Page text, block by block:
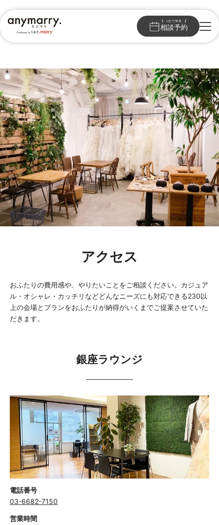
1分で簡単
相談予約
会費婚
挙式＋披露宴
家族結婚式
PRICE
見積もり・パーティー実例
REPORT
ウェディングレポート
よくある質問 アクセス
1分で簡単
相談予約
LINEで気軽に相談
アクセス
おふたりの費用感や、やりたいことをご相談ください。カジュア
ル・オシャレ・カッチリなどどんなニーズにも対応できる230以
上の会場とプランをおふたりが納得がいくまでご提案させていた
だきます。
銀座ラウンジ
電話番号
03-6682-7150
営業時間